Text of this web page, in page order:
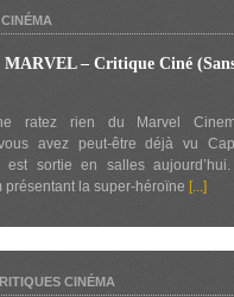
– Critique Ciné
ratez rien du Marvel
avez peut-être déjà vu
est sortie en salles
présentant la super-héroïne [...]
CINÉMA